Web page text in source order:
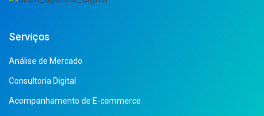
Serviços
Análise de Mercado
Consultoria Digital
Acompanhamento de E-commerce